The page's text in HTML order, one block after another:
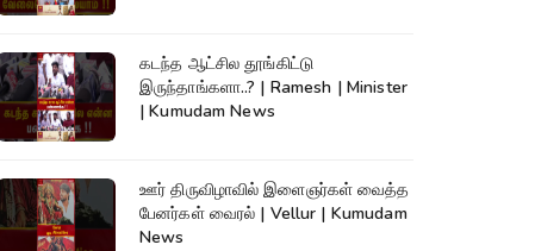
கடந்த ஆட்சில தூங்கிட்டு
இருந்தாங்களா..? | Ramesh | Minister
| Kumudam News
ஊர் திருவிழாவில் இளைஞர்கள் வைத்த
பேனர்கள் வைரல் | Vellur | Kumudam
News